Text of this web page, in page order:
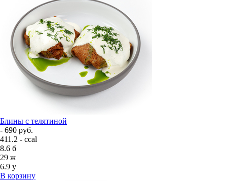
Блины с телятиной
- 690 руб.
411.2 - ccal
8.6 б
29 ж
6.9 у
В корзину